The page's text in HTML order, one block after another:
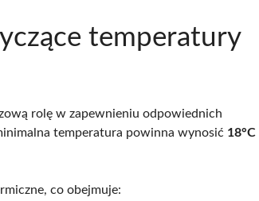
temperatury
rolę w zapewnieniu odpowiednich
temperatura powinna wynosić 18°C
co obejmuje: